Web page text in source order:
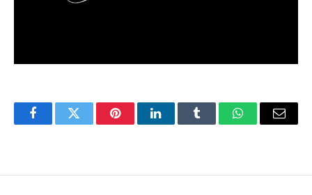
FacebookTwitter PinterestLinkedInTumblr WhatsAppEmail